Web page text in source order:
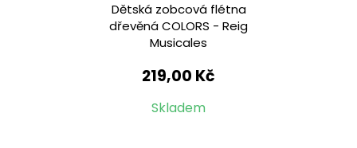
Dětská zobcová flétna
dřevěná COLORS - Reig
Musicales
219,00 Kč
Skladem